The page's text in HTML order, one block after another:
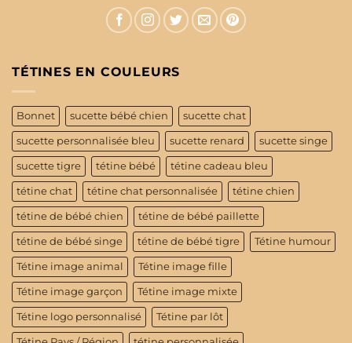
TÉTINES EN COULEURS
Bonnet sucette bébé chien sucette chat
sucette personnalisée bleu sucette renard sucette singe
sucette tigre tétine bébé tétine cadeau bleu
tétine chat tétine chat personnalisée tétine chien
tétine de bébé chien tétine de bébé paillette
tétine de bébé singe tétine de bébé tigre Tétine humour
Tétine image animal Tétine image fille
Tétine image garçon Tétine image mixte
Tétine logo personnalisé Tétine par lôt